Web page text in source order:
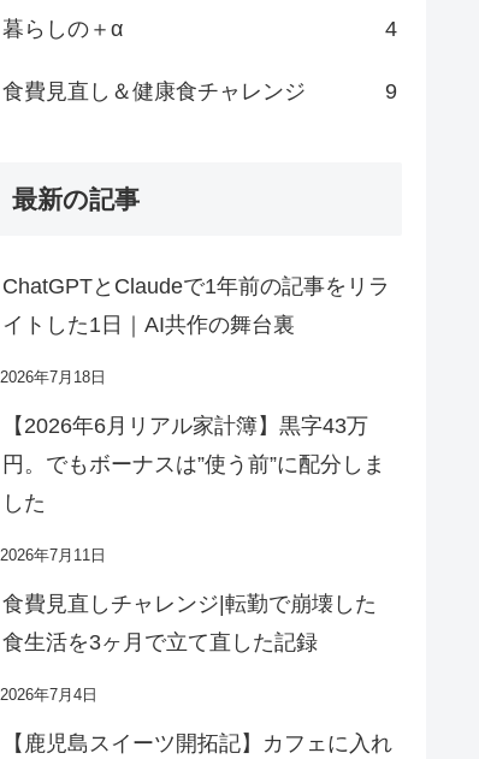
暮らしの＋α 4
食費見直し＆健康食チャレンジ 9
最新の記事
ChatGPTとClaudeで1年前の記事をリラ
イトした1日｜AI共作の舞台裏
2026年7月18日
【2026年6月リアル家計簿】黒字43万
円。でもボーナスは”使う前”に配分しま
した
2026年7月11日
食費見直しチャレンジ|転勤で崩壊した
食生活を3ヶ月で立て直した記録
2026年7月4日
【鹿児島スイーツ開拓記】カフェに入れ